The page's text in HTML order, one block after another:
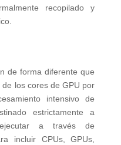
recopilado y
de forma diferente que
los cores de GPU por
intensivo de
estrictamente a
a través de
incluir CPUs, GPUs,